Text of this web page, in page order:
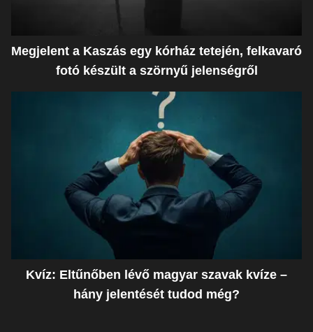
Megjelent a Kaszás egy kórház tetején, felkavaró
fotó készült a szörnyű jelenségről
Kvíz: Eltűnőben lévő magyar szavak kvíze –
hány jelentését tudod még?